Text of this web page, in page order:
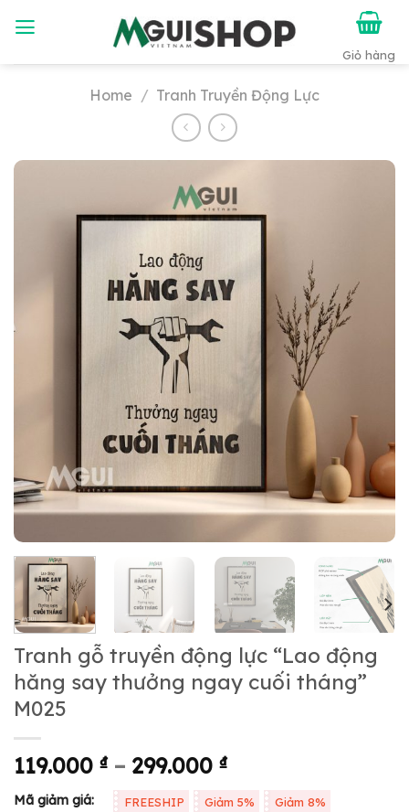
đến
Home / Tranh Truyền Động Lực
Tranh gỗ truyền động lực “Lao động
hăng say thưởng ngay cuối tháng”
M025
119.000 ₫– 299.000 ₫
Mã giảm giá: FREESHIP Giảm 5% Giảm 8%